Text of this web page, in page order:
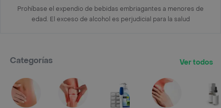
Prohíbase el expendio de bebidas embriagantes a menores de
edad. El exceso de alcohol es perjudicial para la salud
Categorías Ver todos